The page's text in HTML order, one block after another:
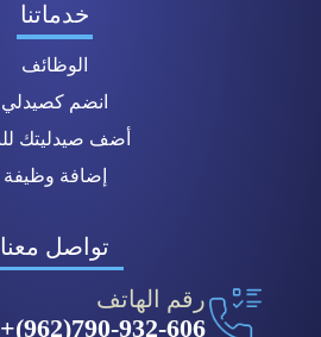
خدماتنا
الوظائف
انضم كصيدلي
أضف صيدليتك
إضافة وظيفة
تواصل معنا
رقم الهاتف
790-932-606(962)+